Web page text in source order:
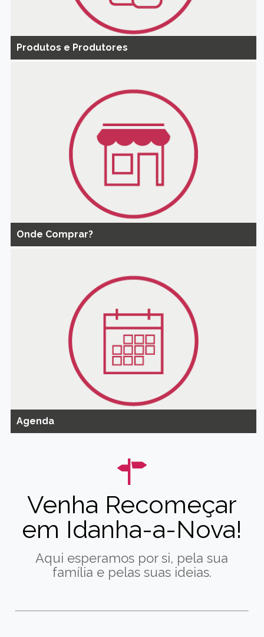
Produtos e Produtores
Onde Comprar?
Agenda
Venha Recomeçar
em Idanha-a-Nova!
Aqui esperamos por si, pela sua
família e pelas suas ideias.